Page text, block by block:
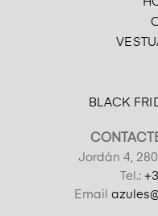
BLACK
Jordán 4,
Tel.:
Email